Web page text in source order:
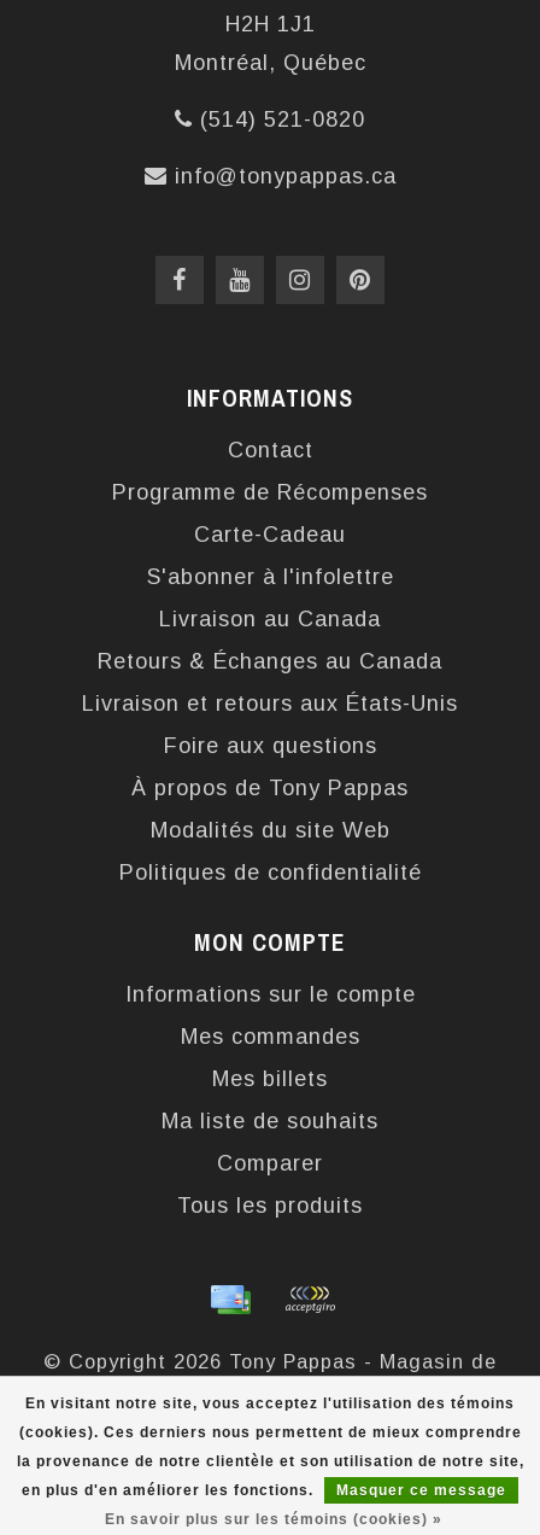
En visitant notre site, vous acceptez l'utilisation des témoins
(cookies). Ces derniers nous permettent de mieux comprendre
la provenance de notre clientèle et son utilisation de notre site,
en plus d'en améliorer les fonctions.
Masquer ce message
En savoir plus sur les témoins (cookies) »
H2H 1J1
Montréal, Québec
(514) 521-0820
info@tonypappas.ca
INFORMATIONS
Contact
Programme de Récompenses
Carte-Cadeau
S'abonner à l'infolettre
Livraison au Canada
Retours & Échanges au Canada
Livraison et retours aux États-Unis
Foire aux questions
À propos de Tony Pappas
Modalités du site Web
Politiques de confidentialité
MON COMPTE
Informations sur le compte
Mes commandes
Mes billets
Ma liste de souhaits
Comparer
Tous les produits
© Copyright 2026 Tony Pappas - Magasin de
bottes et chaussures - Powered byLightspeed-
Theme byDyvelopment
Tony Pappas scores a 4,4 5 out of324évaluations at